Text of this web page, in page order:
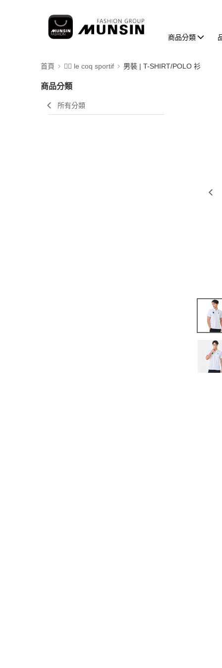
商品分類
首頁 🚴‍♂️ le coq sportif 男裝 | T-SHIRT/POLO 衫
商品分類
所有分類